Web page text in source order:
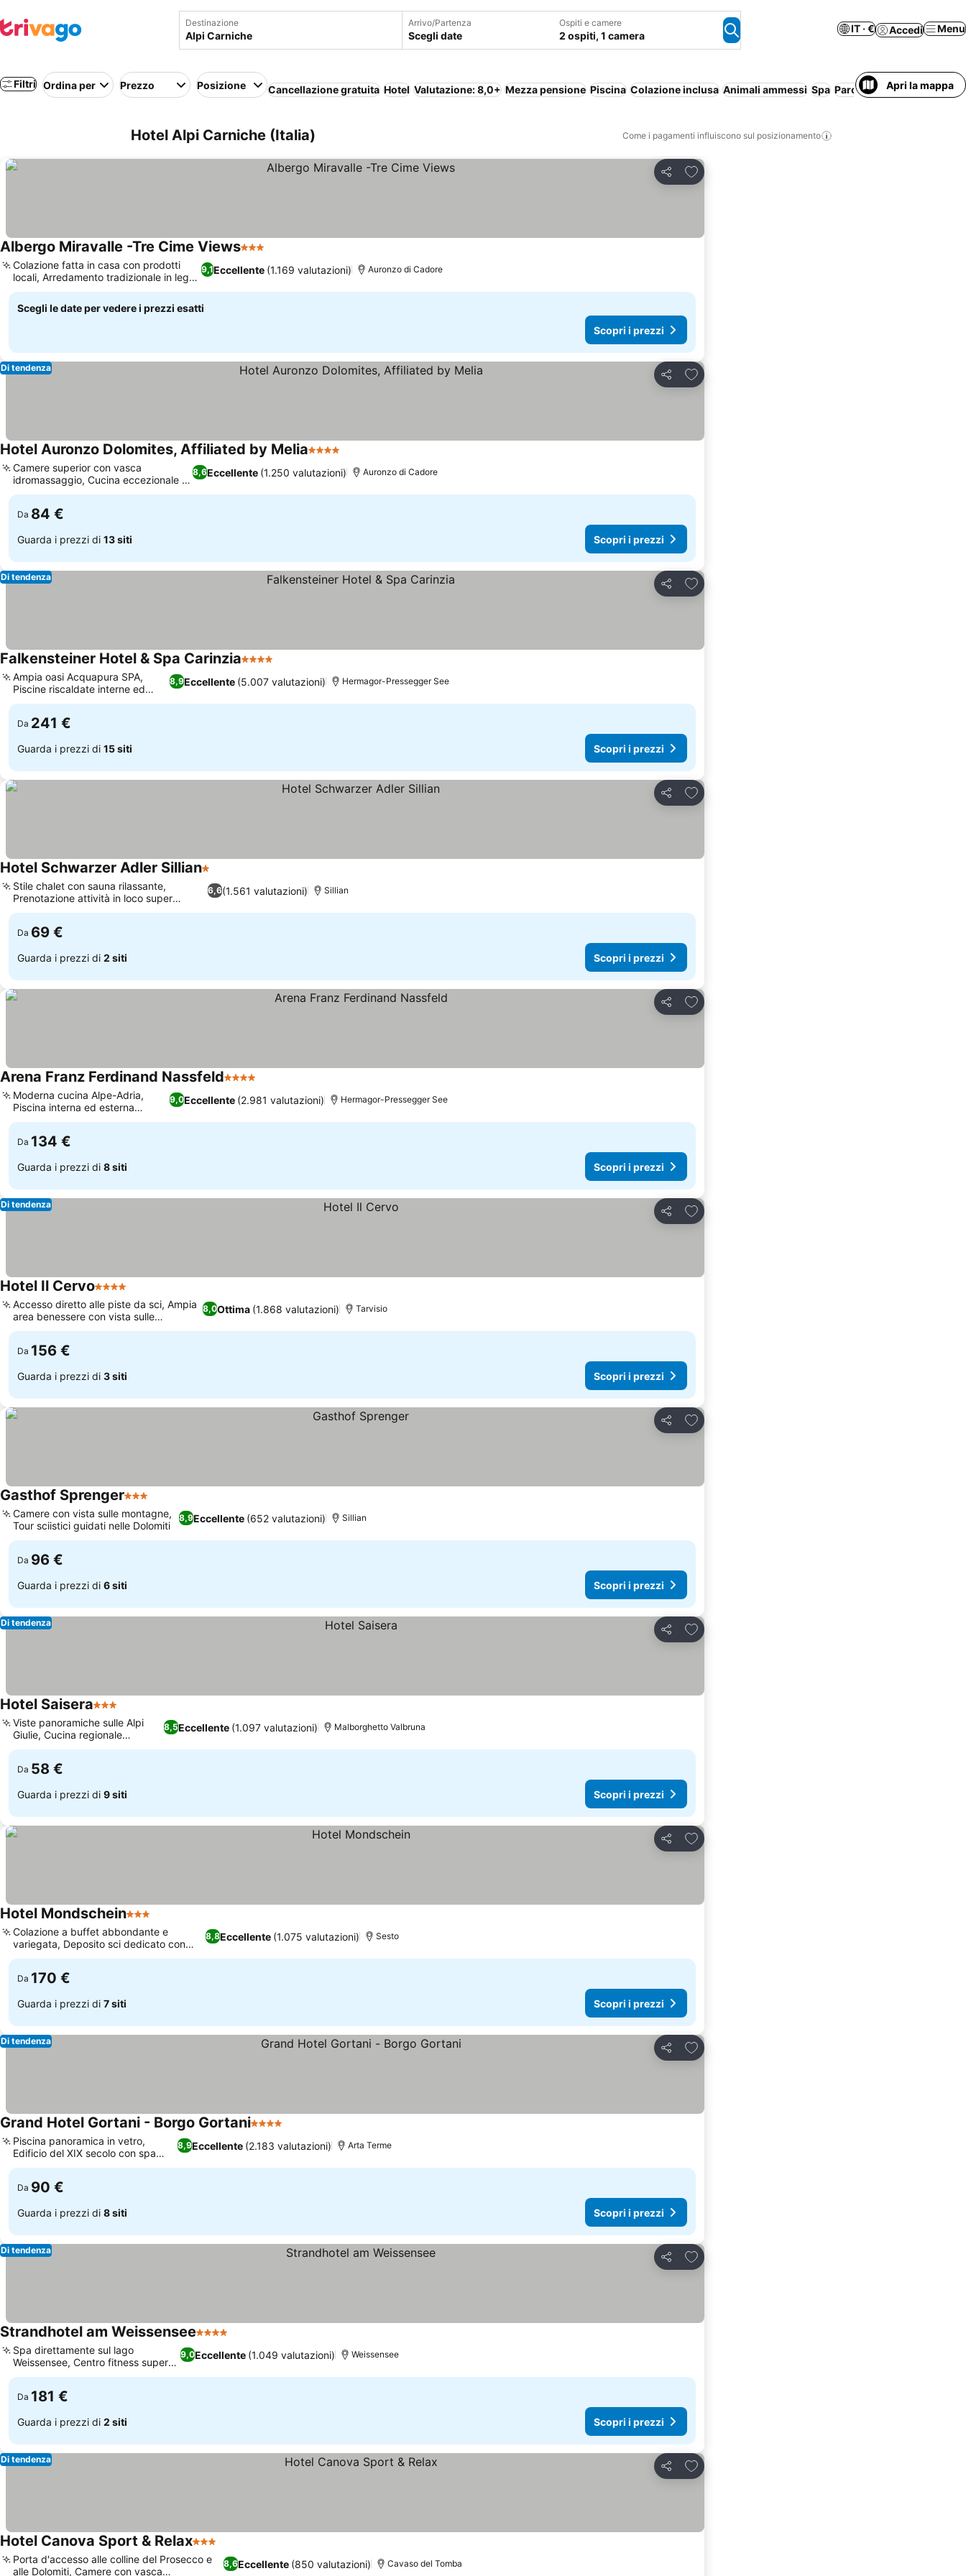
Destinazione Arrivo/Partenza
Scegli date
Ospiti e camere
2 ospiti, 1 camera
IT · € Accedi Menu
Filtri Ordina per Prezzo Posizione Cancellazione gratuita Hotel Valutazione: 8,0+ Mezza pensione Piscina Colazione inclusa Animali ammessi Spa Parcheggio Intera casa/
Apri la mappa
Hotel Alpi Carniche (Italia) Come i pagamenti influiscono sul posizionamento
Condividi
Aggiungi ai preferiti
Albergo Miravalle -Tre Cime Views3 Stelle
9,1Eccellente (1.169 valutazioni)
Colazione fatta in casa con prodotti
locali, Arredamento tradizionale in legno
alpino
Auronzo di Cadore
Scegli le date per vedere i prezzi esatti
Scopri i prezzi
Condividi
Aggiungi ai preferiti
Di tendenza
Hotel Auronzo Dolomites, Affiliated by Melia4 Stelle
8,6Eccellente (1.250 valutazioni)
Camere superior con vasca
idromassaggio, Cucina eccezionale e
abbondante
Auronzo di Cadore
Da 84 €
Guarda i prezzi di 13 siti Scopri i prezzi
Condividi
Aggiungi ai preferiti
Di tendenza
Falkensteiner Hotel & Spa Carinzia4 Stelle
8,9Eccellente (5.007 valutazioni)
Ampia oasi Acquapura SPA,
Piscine riscaldate interne ed
esterne
Hermagor-Pressegger See
Da 241 €
Guarda i prezzi di 15 siti Scopri i prezzi
Condividi
Aggiungi ai preferiti
Hotel Schwarzer Adler Sillian1 Stelle
6,6(1.561 valutazioni)
Stile chalet con sauna rilassante,
Prenotazione attività in loco super
comoda
Sillian
Da 69 €
Guarda i prezzi di 2 siti Scopri i prezzi
Condividi
Aggiungi ai preferiti
Arena Franz Ferdinand Nassfeld4 Stelle
9,0Eccellente (2.981 valutazioni)
Moderna cucina Alpe-Adria,
Piscina interna ed esterna
rinnovata
Hermagor-Pressegger See
Da 134 €
Guarda i prezzi di 8 siti Scopri i prezzi
Condividi
Aggiungi ai preferiti
Di tendenza
Hotel Il Cervo4 Stelle
8,0Ottima (1.868 valutazioni)
Accesso diretto alle piste da sci, Ampia
area benessere con vista sulle
montagne
Tarvisio
Da 156 €
Guarda i prezzi di 3 siti Scopri i prezzi
Condividi
Aggiungi ai preferiti
Gasthof Sprenger3 Stelle
8,9Eccellente (652 valutazioni)
Camere con vista sulle montagne,
Tour sciistici guidati nelle Dolomiti
Sillian
Da 96 €
Guarda i prezzi di 6 siti Scopri i prezzi
Condividi
Aggiungi ai preferiti
Di tendenza
Hotel Saisera3 Stelle
8,5Eccellente (1.097 valutazioni)
Viste panoramiche sulle Alpi
Giulie, Cucina regionale
gourmet
Malborghetto Valbruna
Da 58 €
Guarda i prezzi di 9 siti Scopri i prezzi
Condividi
Aggiungi ai preferiti
Hotel Mondschein3 Stelle
8,8Eccellente (1.075 valutazioni)
Colazione a buffet abbondante e
variegata, Deposito sci dedicato con
scalda scarponi
Sesto
Da 170 €
Guarda i prezzi di 7 siti Scopri i prezzi
Condividi
Aggiungi ai preferiti
Di tendenza
Grand Hotel Gortani - Borgo Gortani4 Stelle
8,9Eccellente (2.183 valutazioni)
Piscina panoramica in vetro,
Edificio del XIX secolo con spa
moderna
Arta Terme
Da 90 €
Guarda i prezzi di 8 siti Scopri i prezzi
Condividi
Aggiungi ai preferiti
Di tendenza
Strandhotel am Weissensee4 Stelle
9,0Eccellente (1.049 valutazioni)
Spa direttamente sul lago
Weissensee, Centro fitness super
attrezzato
Weissensee
Da 181 €
Guarda i prezzi di 2 siti Scopri i prezzi
Condividi
Aggiungi ai preferiti
Di tendenza
Hotel Canova Sport & Relax3 Stelle
8,6Eccellente (850 valutazioni)
Porta d'accesso alle colline del Prosecco e
alle Dolomiti, Camere con vasca
Cavaso del Tomba